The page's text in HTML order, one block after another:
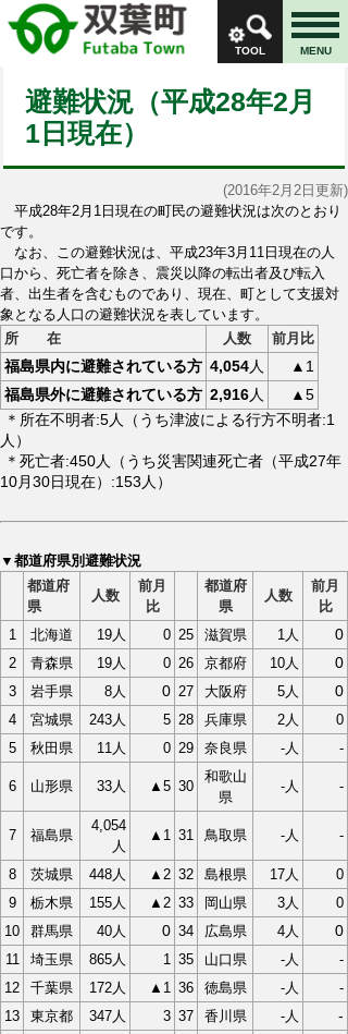
TOOL MENU
避難状況（平成28年2月
1日現在）
(2016年2月2日更新)
平成28年2月1日現在の町民の避難状況は次のとおり
です。
なお、この避難状況は、平成23年3月11日現在の人
口から、死亡者を除き、震災以降の転出者及び転入
者、出生者を含むものであり、現在、町として支援対
象となる人口の避難状況を表しています。
所 在
人数 前月比
福島県内に避難されている方 4,054人
▲1
福島県外に避難されている方 2,916人 ▲5
＊所在不明者:5人（うち津波による行方不明者:1
人）
＊死亡者:450人（うち災害関連死亡者（平成27年
10月30日現在）:153人）
▼都道府県別避難状況
都道府
県
人数
前月
比
都道府
県
人数
前月
比
1
北海道 19人 0 25 滋賀県 1人 0
2 青森県 19人 0 26 京都府 10人 0
3 岩手県 8人 0 27 大阪府 5人 0
4 宮城県 243人 5 28 兵庫県 2人
0
5
秋田県 11人 0 29 奈良県 -人 -
6 山形県 33人 ▲5 30
和歌山
県
-人 -
7 福島県
4,054
人
▲1 31 鳥取県 -人 -
8 茨城県 448人 ▲2 32 島根県 17人
0
9
栃木県 155人 ▲2 33 岡山県 3人
0
10
群馬県 40人 0 34 広島県 4人 0
11 埼玉県 865人 1 35 山口県 -人
-
12
千葉県 172人 ▲1 36 徳島県 -人
-
13
東京都 347人 3 37 香川県 -人 -